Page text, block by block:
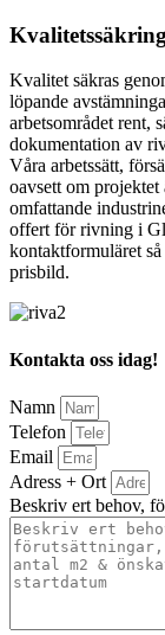
Kvalitet säkras
löpande
arbetsområdet rent,
dokumentation av
Våra arbetssätt,
oavsett om
omfattande
offert för rivning i
kontaktformuläret
prisbild.
Kontakta oss idag!
Namn
Telefon
Email
Adress + Ort
Beskriv ert behov,